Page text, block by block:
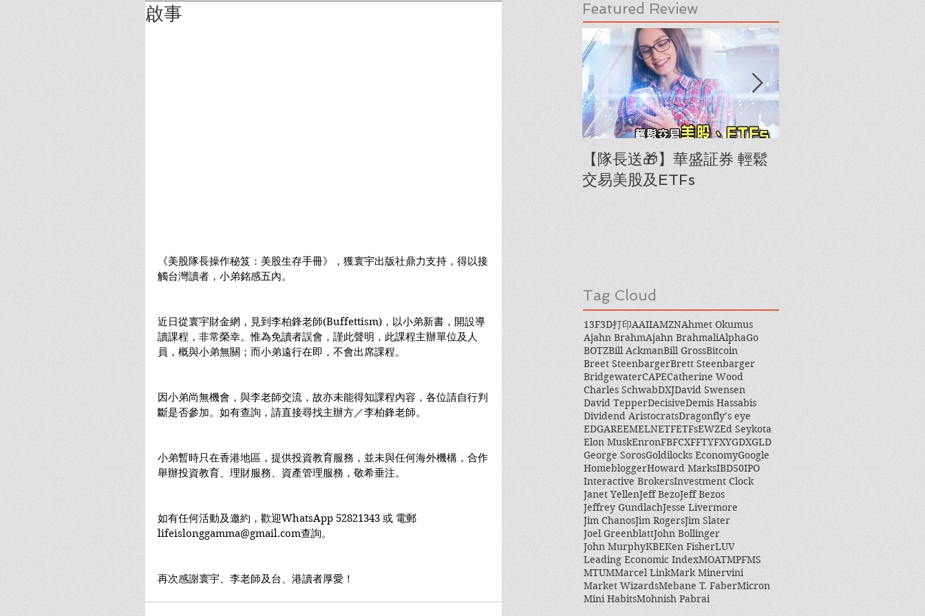
啟事
《美股隊長操作秘笈：美股生存手冊》，獲寰宇出版社鼎力支持，得以接
觸台灣讀者，小弟銘感五內。
近日從寰宇財金網，見到李柏鋒老師(Buffettism)，以小弟新書，開設導
讀課程，非常榮幸。惟為免讀者誤會，謹此聲明，此課程主辦單位及人
員，概與小弟無關；而小弟遠行在即，不會出席課程。
因小弟尚無機會，與李老師交流，故亦未能得知課程內容，各位請自行判
斷是否參加。如有查詢，請直接尋找主辦方／李柏鋒老師。
小弟暫時只在香港地區，提供投資教育服務，並未與任何海外機構，合作
舉辦投資教育、理財服務、資產管理服務，敬希垂注。
如有任何活動及邀約，歡迎WhatsApp 52821343 或 電郵
lifeislonggamma@gmail.com查詢。
再次感謝寰宇、李老師及台、港讀者厚愛！
Featured Review
【隊長送🎁】華盛証券 輕鬆
交易美股及ETFs
Tag Cloud
13F3D打印AAIIAMZNAhmet Okumus
Ajahn BrahmAjahn BrahmaliAlphaGo
BOTZBill AckmanBill GrossBitcoin
Breet SteenbargerBrett Steenbarger
BridgewaterCAPECatherine Wood
Charles SchwabDXJDavid Swensen
David TepperDecisiveDemis Hassabis
Dividend AristocratsDragonfly’s eye
EDGAREEMELNETFETFsEWZEd Seykota
Elon MuskEnronFBFCXFFTYFXYGDXGLD
George SorosGoldilocks EconomyGoogle
HomebloggerHoward MarksIBD50IPO
Interactive BrokersInvestment Clock
Janet YellenJeff BezoJeff Bezos
Jeffrey GundlachJesse Livermore
Jim ChanosJim RogersJim Slater
Joel GreenblattJohn Bollinger
John MurphyKBEKen FisherLUV
Leading Economic IndexMOATMPFMS
MTUMMarcel LinkMark Minervini
Market WizardsMebane T. FaberMicron
Mini HabitsMohnish Pabrai